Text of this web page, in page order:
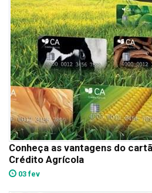
Conheça as vantagens do
Crédito Agrícola
03 fev